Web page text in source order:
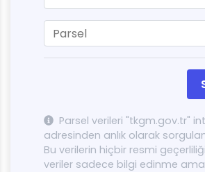
Parsel verileri "tkgm.gov.tr"
adresinden anlık olarak
Bu verilerin hiçbir resmi
veriler sadece bilgi edinme